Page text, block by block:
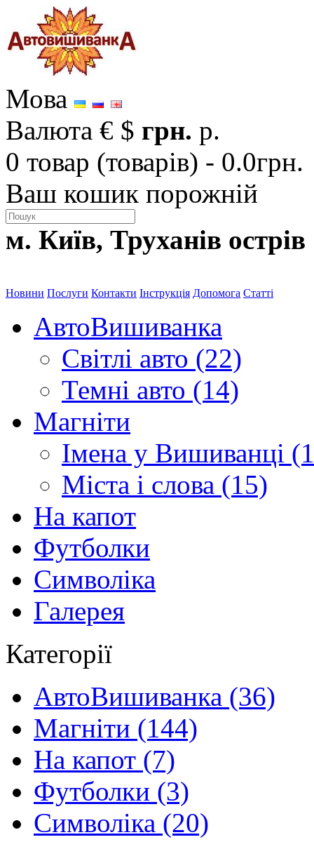
Мова
Валюта € $ грн. р.
0 товар (товарів) - 0.0грн.
Ваш кошик порожній
м. Київ, Труханів острів
Новини Послуги Контакти Інструкція Допомога Статті
АвтоВишиванка
Світлі авто (22)
Темні авто (14)
Магніти
Імена у Вишиванці
Міста і слова (15)
На капот
Футболки
Символіка
Галерея
Категорії
АвтоВишиванка (36)
Магніти (144)
На капот (7)
Футболки (3)
Символіка (20)